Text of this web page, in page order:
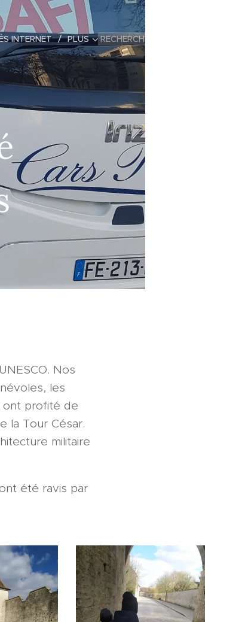
INTERNET PLUS
Nos
les
ont profité de
la Tour César.
militaire
été ravis par